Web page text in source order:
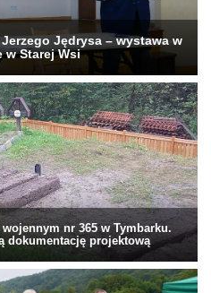
Jędrysa – wystawa w
Starej Wsi
nr 365 w Tymbarku.
dokumentację projektową